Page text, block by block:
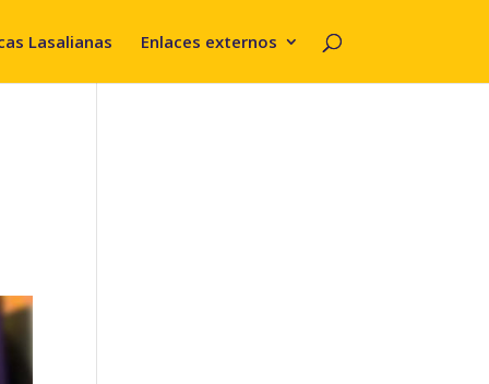
Lasalianas Enlaces externos